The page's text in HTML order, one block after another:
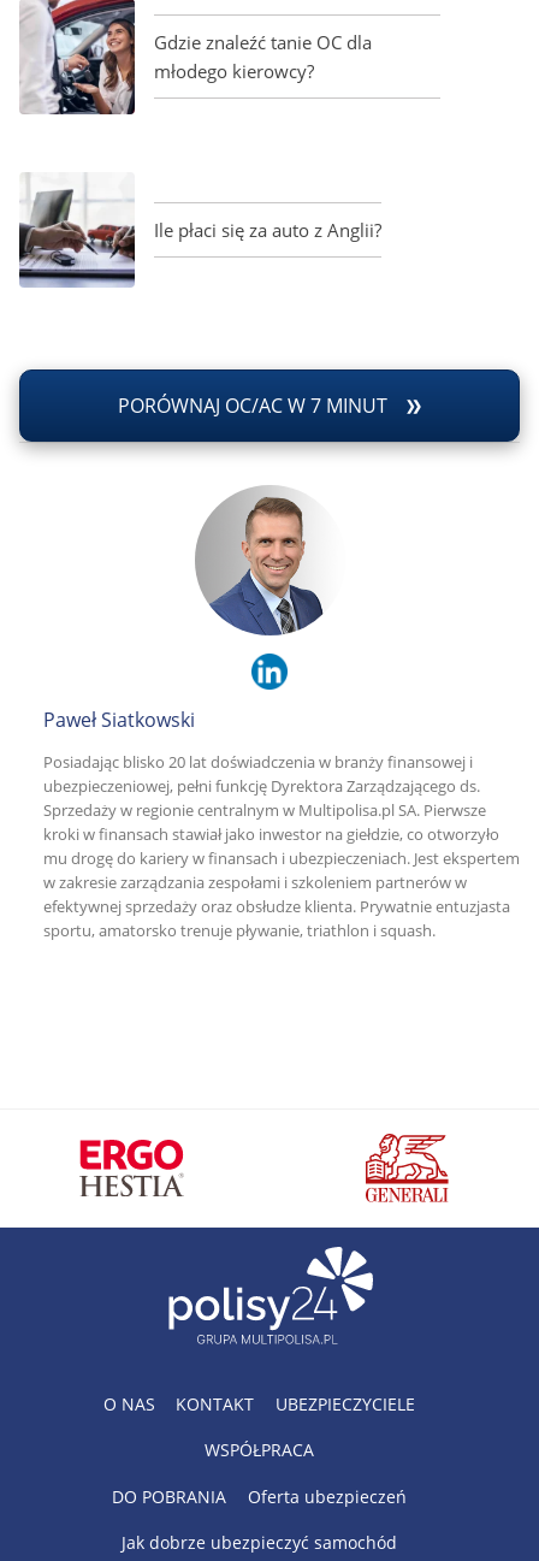
Gdzie znaleźć tanie OC dla
młodego kierowcy?
Ile płaci się za auto z Anglii?
PORÓWNAJ OC/AC W 7 MINUT
Paweł Siatkowski
Posiadając blisko 20 lat doświadczenia w branży finansowej i
ubezpieczeniowej, pełni funkcję Dyrektora Zarządzającego ds.
Sprzedaży w regionie centralnym w Multipolisa.pl SA. Pierwsze
kroki w finansach stawiał jako inwestor na giełdzie, co otworzyło
mu drogę do kariery w finansach i ubezpieczeniach. Jest ekspertem
w zakresie zarządzania zespołami i szkoleniem partnerów w
efektywnej sprzedaży oraz obsłudze klienta. Prywatnie entuzjasta
sportu, amatorsko trenuje pływanie, triathlon i squash.
O NAS KONTAKT UBEZPIECZYCIELE
WSPÓŁPRACA
DO POBRANIA Oferta ubezpieczeń
Jak dobrze ubezpieczyć samochód